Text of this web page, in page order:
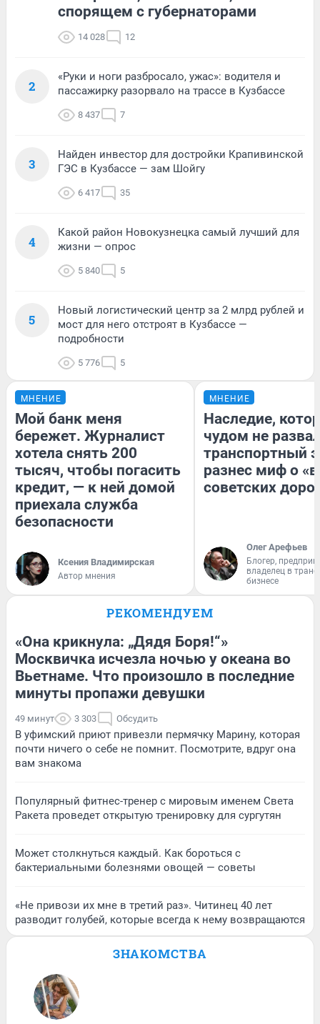
спорящем с губернаторами
14 028 12
2
«Руки и ноги разбросало, ужас»: водителя и
пассажирку разорвало на трассе в Кузбассе
8 437 7
3
Найден инвестор для достройки Крапивинской
ГЭС в Кузбассе — зам Шойгу
6 417 35
4
Какой район Новокузнецка самый лучший для
жизни — опрос
5 840 5
5
Новый логистический центр за 2 млрд рублей и
мост для него отстроят в Кузбассе —
подробности
5 776 5
МНЕНИЕ
Мой банк меня
бережет. Журналист
хотела снять 200
тысяч, чтобы погасить
кредит, — к ней домой
приехала служба
безопасности
Ксения Владимирская
Автор мнения
МНЕНИЕ
Наследие,
чудом не
транспортный
разнес миф о
советских
Олег Арефьев
Блогер,
владелец в
бизнесе
РЕКОМЕНДУЕМ
«Она крикнула: „Дядя Боря!“»
Москвичка исчезла ночью у океана во
Вьетнаме. Что произошло в последние
минуты пропажи девушки
49 минут 3 303 Обсудить
В уфимский приют привезли пермячку Марину, которая
почти ничего о себе не помнит. Посмотрите, вдруг она
вам знакома
Популярный фитнес-тренер с мировым именем Света
Ракета проведет открытую тренировку для сургутян
Может столкнуться каждый. Как бороться с
бактериальными болезнями овощей — советы
«Не привози их мне в третий раз». Читинец 40 лет
разводит голубей, которые всегда к нему возвращаются
ЗНАКОМСТВА